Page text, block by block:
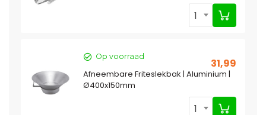
1
Op voorraad
31,99
Afneembare Friteslekbak | Aluminium |
Ø400x150mm
1